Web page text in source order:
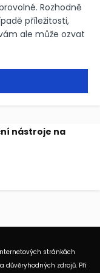
Rozhodně
příležitosti,
ale může ozvat
nástroje na
stránkách
důvěryhodných zdrojů. Při